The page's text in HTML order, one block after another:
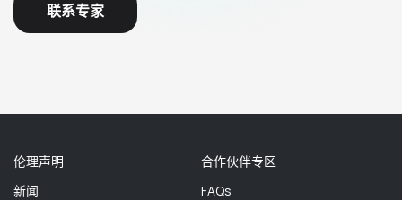
联系专家
伦理声明
新闻
合作伙伴专区
FAQs